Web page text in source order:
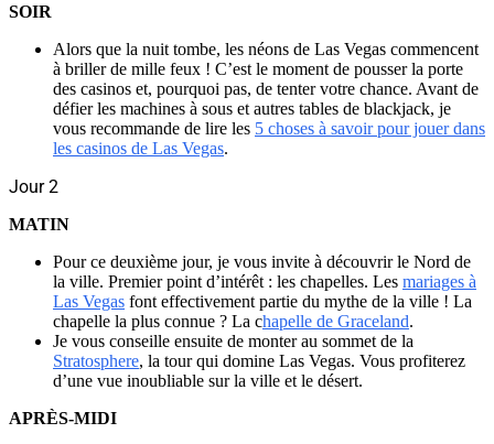
SOIR
Alors que la nuit tombe, les néons de Las Vegas commencent
à briller de mille feux ! C’est le moment de pousser la porte
des casinos et, pourquoi pas, de tenter votre chance. Avant de
défier les machines à sous et autres tables de blackjack, je
vous recommande de lire les 5 choses à savoir pour jouer dans
les casinos de Las Vegas.
Jour 2
MATIN
Pour ce deuxième jour, je vous invite à découvrir le Nord de
la ville. Premier point d’intérêt : les chapelles. Les mariages à
Las Vegas font effectivement partie du mythe de la ville ! La
chapelle la plus connue ? La chapelle de Graceland.
Je vous conseille ensuite de monter au sommet de la
Stratosphere, la tour qui domine Las Vegas. Vous profiterez
d’une vue inoubliable sur la ville et le désert.
APRÈS-MIDI